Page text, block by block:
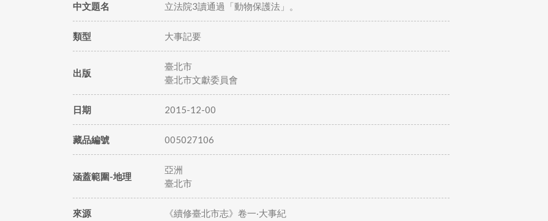
中文題名 立法院3讀通過「動物保護法」。
類型 大事記要
出版
臺北市
臺北市文獻委員會
日期 2015-12-00
藏品編號 005027106
涵蓋範圍-地理
亞洲
臺北市
來源 《續修臺北市志》卷一‧大事紀